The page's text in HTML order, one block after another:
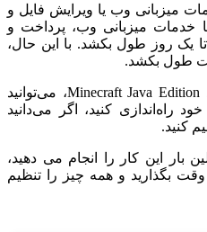
میزبانی وب یا ویرایش فایل و
خدمات میزبانی وب، پرداخت و
روز طول بکشد. با این حال،
طول بکشد.
به همین ترتیب، به محض دانلود Minecraft Java Edition، می‌توانید
راه‌اندازی کنید، اگر می‌دانید
کنید.
بار این کار را انجام می دهید،
بگذارید و همه چیز را تنظیم